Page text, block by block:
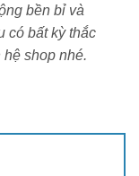
chỉnh chương
năng lượng và
bền bỉ và
có bất kỳ thắc
shop nhé.